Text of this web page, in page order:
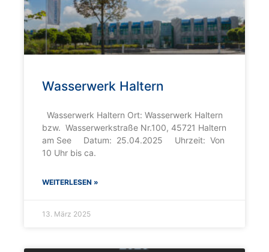
Wasserwerk Haltern
Wasserwerk Haltern Ort: Wasserwerk Haltern
bzw. Wasserwerkstraße Nr.100, 45721 Haltern
am See Datum: 25.04.2025 Uhrzeit: Von
10 Uhr bis ca.
WEITERLESEN »
13. März 2025